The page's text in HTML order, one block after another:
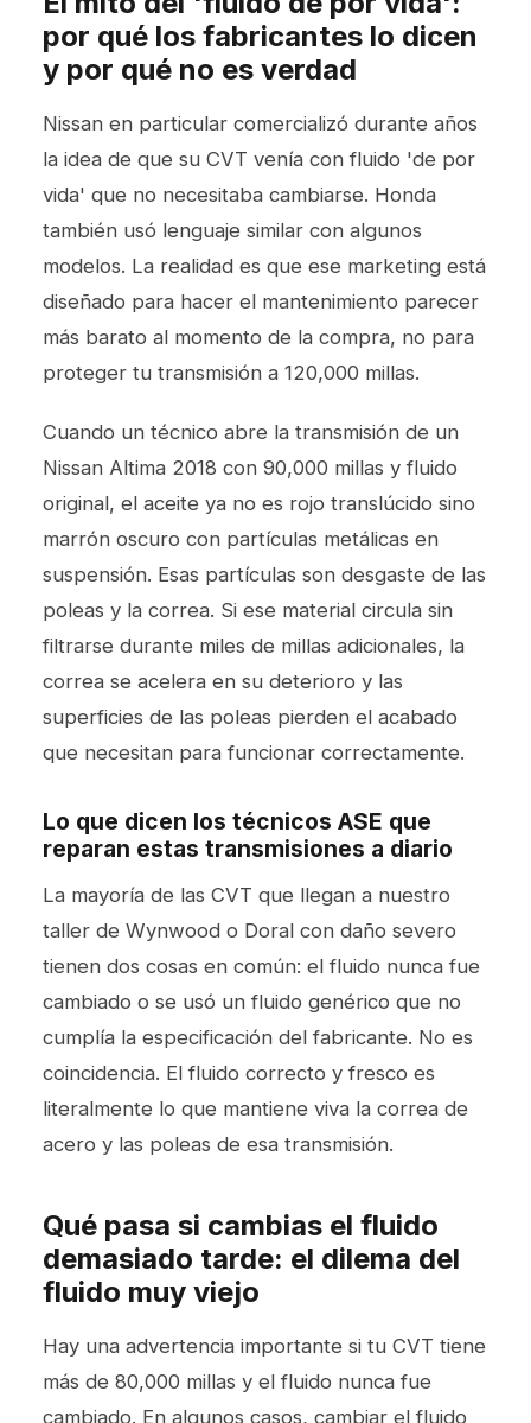
por qué los fabricantes lo dicen
y por qué no es verdad
Nissan en particular comercializó durante años
la idea de que su CVT venía con fluido 'de por
vida' que no necesitaba cambiarse. Honda
también usó lenguaje similar con algunos
modelos. La realidad es que ese marketing está
diseñado para hacer el mantenimiento parecer
más barato al momento de la compra, no para
proteger tu transmisión a 120,000 millas.
Cuando un técnico abre la transmisión de un
Nissan Altima 2018 con 90,000 millas y fluido
original, el aceite ya no es rojo translúcido sino
marrón oscuro con partículas metálicas en
suspensión. Esas partículas son desgaste de las
poleas y la correa. Si ese material circula sin
filtrarse durante miles de millas adicionales, la
correa se acelera en su deterioro y las
superficies de las poleas pierden el acabado
que necesitan para funcionar correctamente.
Lo que dicen los técnicos ASE que
reparan estas transmisiones a diario
La mayoría de las CVT que llegan a nuestro
taller de Wynwood o Doral con daño severo
tienen dos cosas en común: el fluido nunca fue
cambiado o se usó un fluido genérico que no
cumplía la especificación del fabricante. No es
coincidencia. El fluido correcto y fresco es
literalmente lo que mantiene viva la correa de
acero y las poleas de esa transmisión.
Qué pasa si cambias el fluido
demasiado tarde: el dilema del
fluido muy viejo
Hay una advertencia importante si tu CVT tiene
más de 80,000 millas y el fluido nunca fue
cambiado. En algunos casos, cambiar el fluido